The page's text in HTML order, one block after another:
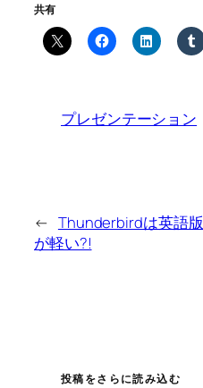
共有
プレゼンテーション
← Thunderbirdは英語版
が軽い?!
投稿をさらに読み込む